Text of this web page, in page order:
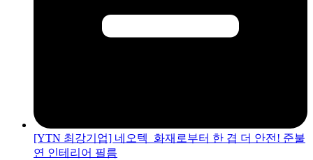
[YTN 최강기업] 네오텍_화재로부터 한 겹 더 안전! 준불
연 인테리어 필름